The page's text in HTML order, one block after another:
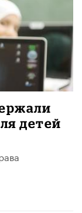
детей